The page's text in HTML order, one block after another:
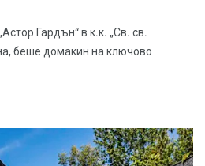
Гардън“ в к.к. „Св. св.
беше домакин на ключово